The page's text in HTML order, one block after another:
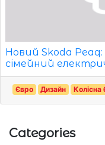
Новий Skoda
сімейний
Євро Дизайн Колісна
Categories